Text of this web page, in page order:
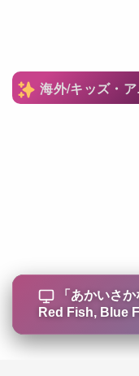
海外/キッズ・
「 あかいさ
Red Fish, Blue